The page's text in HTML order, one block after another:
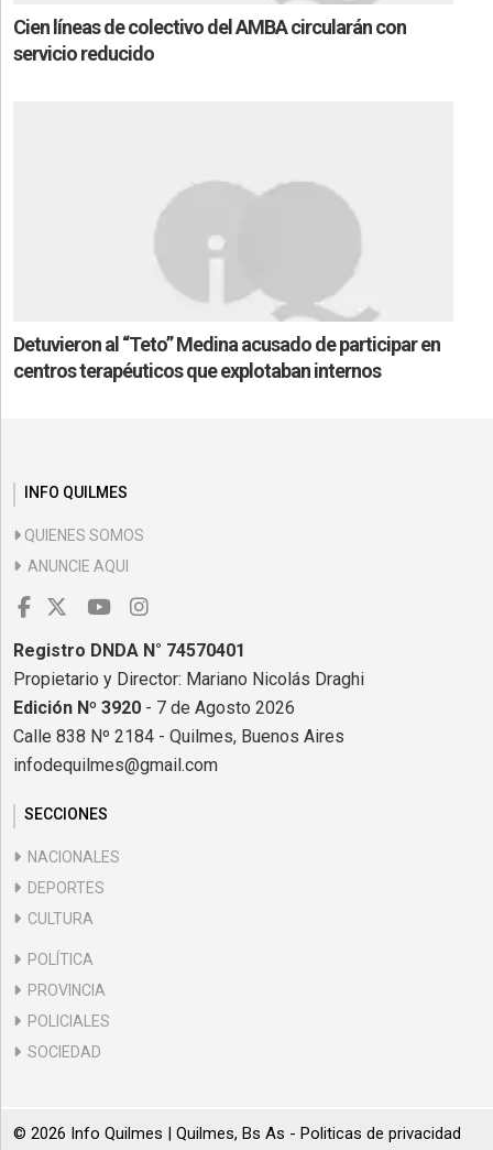
Cien líneas de colectivo del AMBA circularán con
servicio reducido
Detuvieron al “Teto” Medina acusado de participar en
centros terapéuticos que explotaban internos
INFO QUILMES
QUIENES SOMOS
ANUNCIE AQUI
Registro DNDA N° 74570401
Propietario y Director: Mariano Nicolás Draghi
Edición Nº 3920 - 7 de Agosto 2026
Calle 838 Nº 2184 - Quilmes, Buenos Aires
infodequilmes@gmail.com
SECCIONES
NACIONALES
DEPORTES
CULTURA
POLÍTICA
PROVINCIA
POLICIALES
SOCIEDAD
© 2026 Info Quilmes | Quilmes, Bs As - Politicas de privacidad